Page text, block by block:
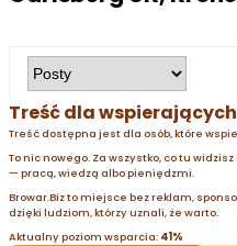
Treść dla wspierających
Treść dostępna jest dla osób, które
To nic nowego. Za wszystko, co tu
— pracą, wiedzą albo pieniędzmi.
Browar.Biz to miejsce bez reklam,
dzięki ludziom, którzy uznali, że warto.
Aktualny poziom wsparcia: 41%